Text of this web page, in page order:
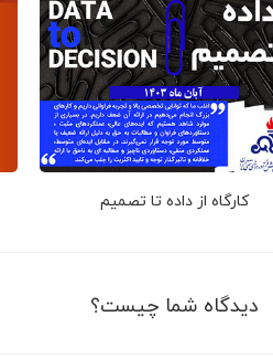
کارگاه از داده تا تصمیم
دیدگاه شما چیست؟